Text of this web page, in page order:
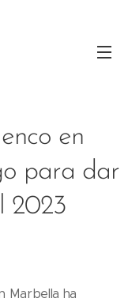
en
para dar
2023
Marbella ha